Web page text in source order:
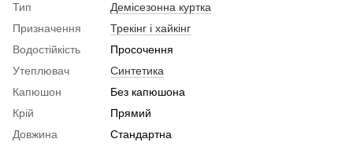
Тип
Демісезонна куртка
Призначення
Трекінг і хайкінг
Водостійкість
Просочення
Утеплювач
Синтетика
Капюшон
Без капюшона
Крій
Прямий
Довжина
Стандартна